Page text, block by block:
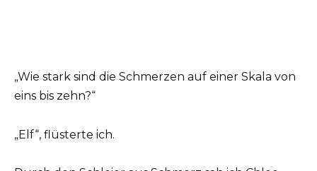
„Wie stark sind die Schmerzen auf einer Skala von
eins bis zehn?“
„Elf“, flüsterte ich.